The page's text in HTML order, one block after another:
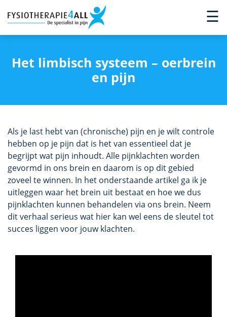
☰
×
Het limbisch systeem – oerbrein
en pijn
Als je last hebt van (chronische) pijn en je wilt controle
hebben op je pijn dat is het van essentieel dat je
begrijpt wat pijn inhoudt. Alle pijnklachten worden
gevormd in ons brein en daarom is op dit gebied
zoveel te winnen. In het onderstaande artikel ga ik je
uitleggen waar het brein uit bestaat en hoe we dus
pijnklachten kunnen behandelen via ons brein. Neem
dit verhaal serieus wat hier kan wel eens de sleutel tot
succes liggen voor jouw klachten.